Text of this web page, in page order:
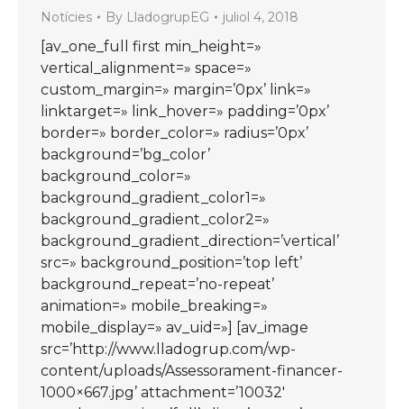
Notícies By LladogrupEG juliol 4, 2018
[av_one_full first min_height=»
vertical_alignment=» space=»
custom_margin=» margin=’0px’ link=»
linktarget=» link_hover=» padding=’0px’
border=» border_color=» radius=’0px’
background=’bg_color’
background_color=»
background_gradient_color1=»
background_gradient_color2=»
background_gradient_direction=’vertical’
src=» background_position=’top left’
background_repeat=’no-repeat’
animation=» mobile_breaking=»
mobile_display=» av_uid=»] [av_image
src=’http://www.lladogrup.com/wp-
content/uploads/Assessorament-financer-
1000×667.jpg’ attachment=’10032′